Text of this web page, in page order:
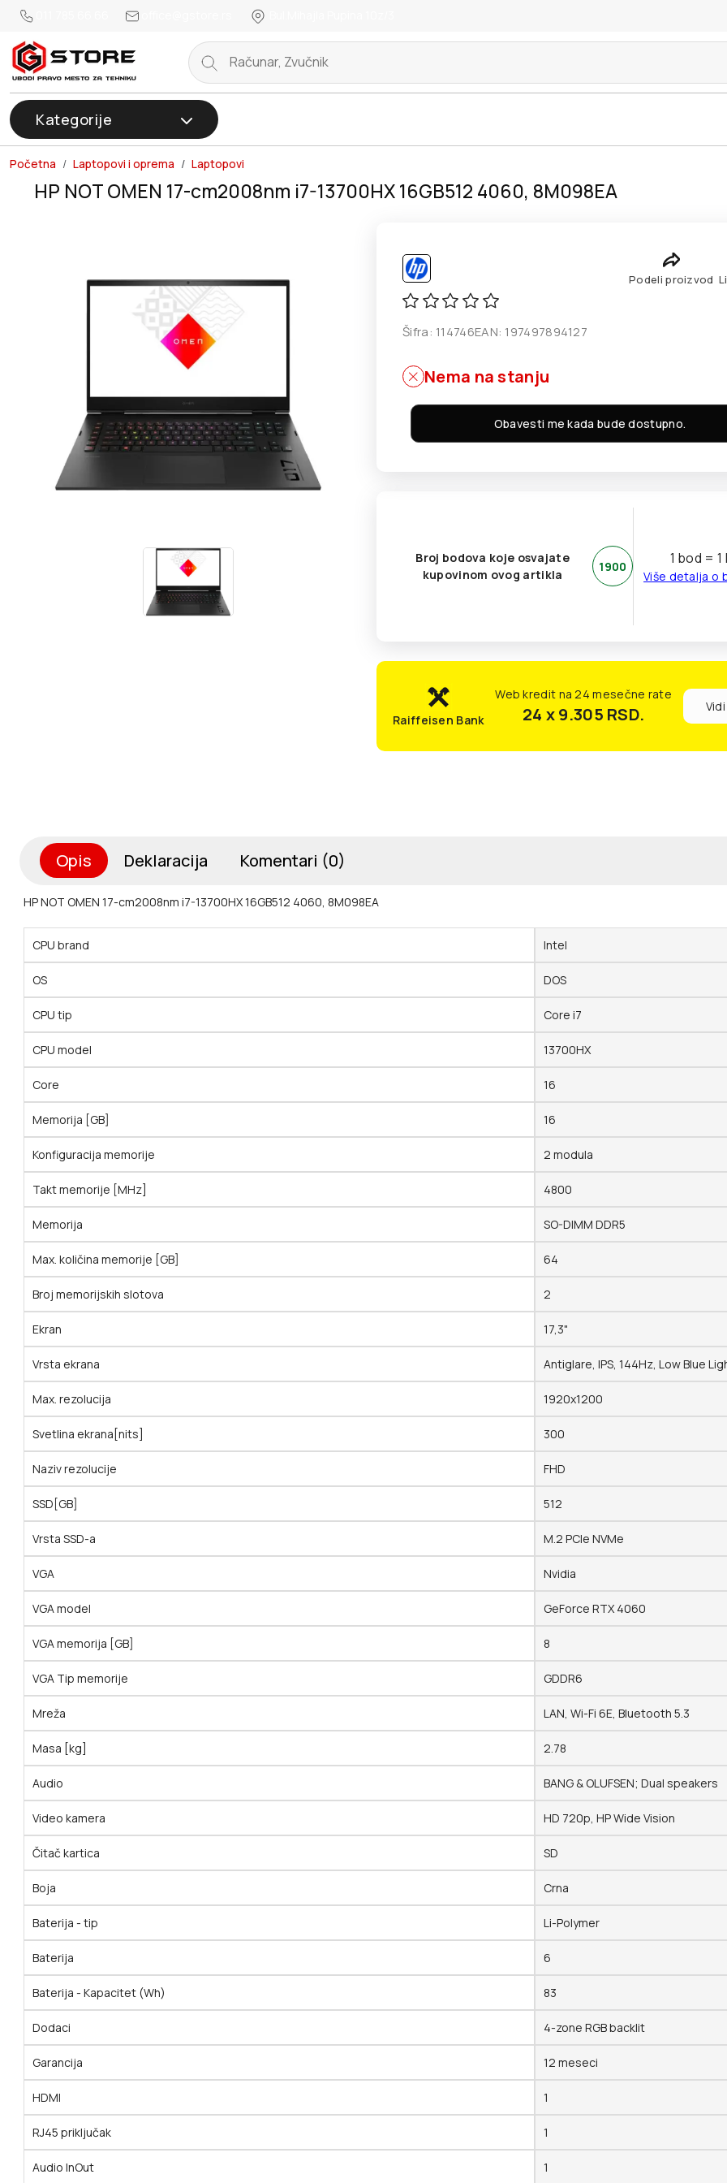
Kategorije
Početna Laptopovi i oprema Laptopovi
HP NOT OMEN 17-cm2008nm i7-13700HX 16GB512 4060, 8M098EA
Podeli proizvod
Šifra: 114746EAN: 197497894127
Nema na stanju
Obavesti me kada bude dostupno.
Broj bodova koje osvajate
kupovinom ovog artikla
1900 1 bod = 1
Više detalja o
Raiffeisen Bank
Web kredit na 24 mesečne rate
24 x 9.305 RSD.
Opis Deklaracija Komentari (0)
HP NOT OMEN 17-cm2008nm i7-13700HX 16GB512 4060, 8M098EA
CPU brand Intel
OS DOS
CPU tip Core i7
CPU model 13700HX
Core 16
Memorija [GB] 16
Konfiguracija memorije 2 modula
Takt memorije [MHz] 4800
Memorija SO-DIMM DDR5
Max. količina memorije [GB] 64
Broj memorijskih slotova 2
Ekran 17,3"
Vrsta ekrana Antiglare, IPS, 144Hz, Low Blue
Max. rezolucija 1920x1200
Svetlina ekrana[nits] 300
Naziv rezolucije FHD
SSD[GB] 512
Vrsta SSD-a M.2 PCIe NVMe
VGA Nvidia
VGA model GeForce RTX 4060
VGA memorija [GB] 8
VGA Tip memorije GDDR6
Mreža LAN, Wi-Fi 6E, Bluetooth 5.3
Masa [kg] 2.78
Audio BANG & OLUFSEN; Dual speakers
Video kamera HD 720p, HP Wide Vision
Čitač kartica SD
Boja Crna
Baterija - tip Li-Polymer
Baterija 6
Baterija - Kapacitet (Wh) 83
Dodaci 4-zone RGB backlit
Garancija 12 meseci
HDMI 1
RJ45 priključak 1
Audio InOut 1